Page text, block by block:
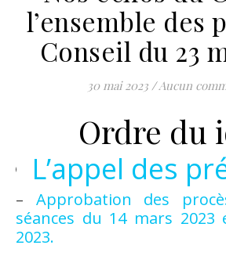
l’ensemble des
Conseil du 23
30 mai 2023 /Aucun
Ordre du
L’appel des
– Approbation des
séances du 14 mars
2023.